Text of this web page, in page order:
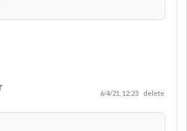
6/4/21, 12:23 delete